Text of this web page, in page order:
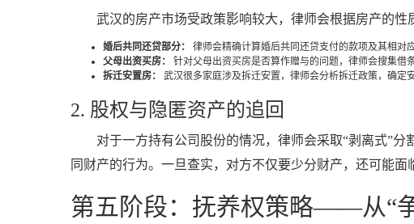
武汉的房产市场受政策影响较大，律师会根据房产的性
婚后共同还贷部分：
律师会精确计算婚后共同还贷支付的款项及其相对
父母出资买房：
针对父母出资买房是否算作赠与的问题，律师会搜集借
拆迁安置房：
武汉很多家庭涉及拆迁安置，律师会分析拆迁政策，确定
2. 股权与隐匿资产的追回
对于一方持有公司股份的情况，律师会采取“剥离式”
同财产的行为。一旦查实，对方不仅要少分财产，还可能面
第五阶段：抚养权策略——从“